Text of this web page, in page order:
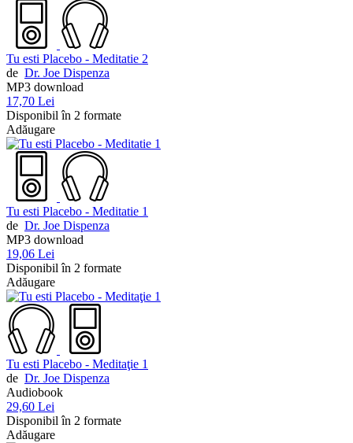
Tu esti Placebo - Meditatie 2
de Dr. Joe Dispenza
MP3 download
17,70 Lei
Disponibil în 2 formate
Adăugare
Tu esti Placebo - Meditatie 1
de Dr. Joe Dispenza
MP3 download
19,06 Lei
Disponibil în 2 formate
Adăugare
Tu esti Placebo - Meditaţie 1
de Dr. Joe Dispenza
Audiobook
29,60 Lei
Disponibil în 2 formate
Adăugare